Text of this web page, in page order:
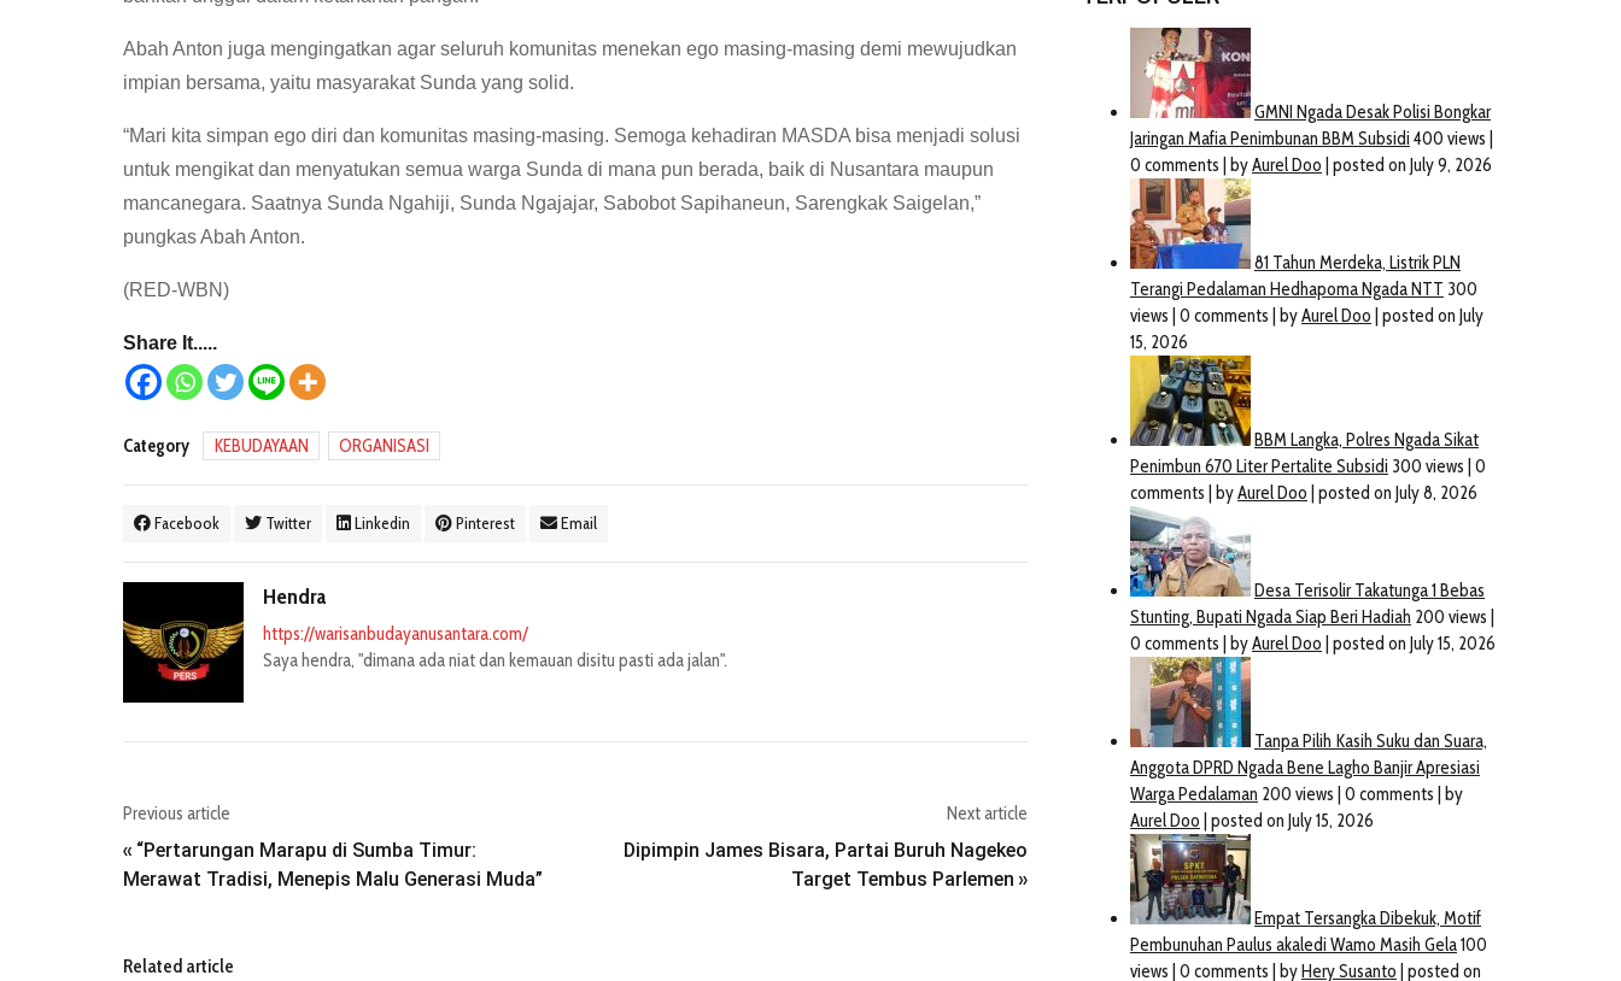
Abah Anton juga mengingatkan agar seluruh komunitas menekan ego masing-masing demi mewujudkan
impian bersama, yaitu masyarakat Sunda yang solid.
“Mari kita simpan ego diri dan komunitas masing-masing. Semoga kehadiran MASDA bisa menjadi solusi
untuk mengikat dan menyatukan semua warga Sunda di mana pun berada, baik di Nusantara maupun
mancanegara. Saatnya Sunda Ngahiji, Sunda Ngajajar, Sabobot Sapihaneun, Sarengkak Saigelan,”
pungkas Abah Anton.
(RED-WBN)
Share It.....
Category KEBUDAYAAN ORGANISASI
Facebook Twitter Linkedin Pinterest Email
Hendra
https://warisanbudayanusantara.com/
Saya hendra, "dimana ada niat dan kemauan disitu pasti ada jalan".
Previous article
« “Pertarungan Marapu di Sumba Timur:
Merawat Tradisi, Menepis Malu Generasi Muda”
Next article
Dipimpin James Bisara, Partai Buruh Nagekeo
Target Tembus Parlemen »
Related article